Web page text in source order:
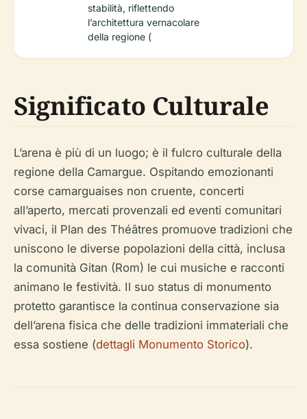
stabilità, riflettendo
l’architettura vernacolare
della regione (
Significato Culturale
L’arena è più di un luogo; è il fulcro culturale della
regione della Camargue. Ospitando emozionanti
corse camarguaises non cruente, concerti
all’aperto, mercati provenzali ed eventi comunitari
vivaci, il Plan des Théâtres promuove tradizioni che
uniscono le diverse popolazioni della città, inclusa
la comunità Gitan (Rom) le cui musiche e racconti
animano le festività. Il suo status di monumento
protetto garantisce la continua conservazione sia
dell’arena fisica che delle tradizioni immateriali che
essa sostiene (dettagli Monumento Storico).